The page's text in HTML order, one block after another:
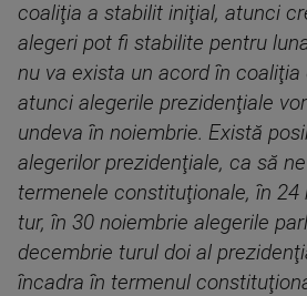
coaliţia a stabilit iniţial, atunci
alegeri pot fi stabilite pentru
nu va exista un acord în coaliţia
atunci alegerile prezidenţiale
undeva în noiembrie. Există
alegerilor prezidenţiale, ca să
termenele constituţionale, în 24
tur, în 30 noiembrie alegerile
decembrie turul doi al
încadra în termenul